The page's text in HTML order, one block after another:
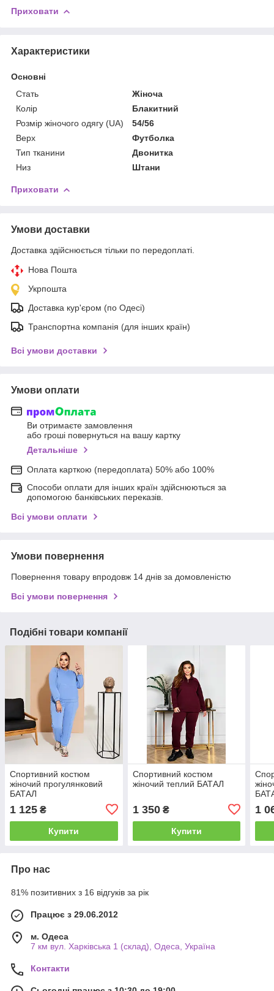
Приховати
Характеристики
Основні
Стать
Жіноча
Колір
Блакитний
Розмір жіночого одягу (UA)
54/56
Верх
Футболка
Тип тканини
Двонитка
Низ
Штани
Приховати
Умови доставки
Доставка здійснюється тільки по передоплаті.
Нова Пошта
Укрпошта
Доставка кур'єром (по Одесі)
Транспортна компанія (для інших країн)
Всі умови доставки
Умови оплати
Ви отримаєте замовлення
або гроші повернуться на вашу картку
Детальніше
Оплата карткою (передоплата) 50% або 100%
Способи оплати для інших країн здійснюються за
допомогою банківських переказів.
Всі умови оплати
Умови повернення
Повернення товару впродовж 14 днів за домовленістю
Всі умови повернення
Подібні товари компанії
Спортивний костюм
жіночий прогулянковий
БАТАЛ
1 125 ₴
Купити
Спортивний костюм
жіночий теплий БАТАЛ
1 350₴
Купити
1
Про нас
81% позитивних з 16 відгуків за рік
Працює з 29.06.2012
м. Одеса
7 км вул. Харківська 1 (склад), Одеса, Україна
Контакти